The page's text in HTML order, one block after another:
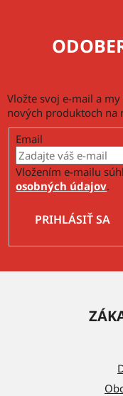
Vložte svoj e-mail a
nových produktoch na
Email
Vložením e-mailu
osobných údajov.
PRIHLÁSIŤ SA